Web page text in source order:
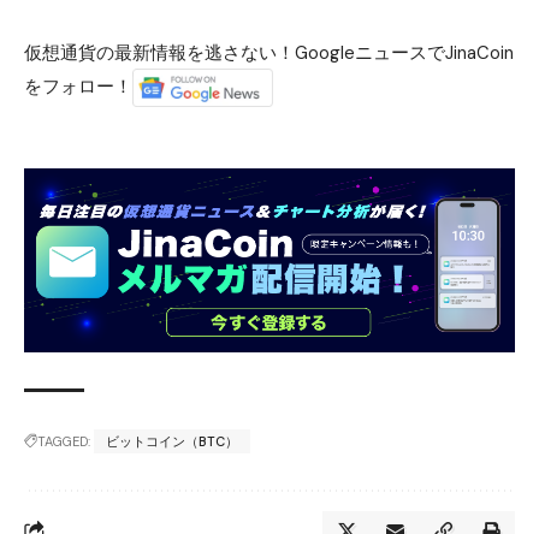
仮想通貨の最新情報を逃さない！GoogleニュースでJinaCoin
をフォロー！
TAGGED: ビットコイン（BTC）